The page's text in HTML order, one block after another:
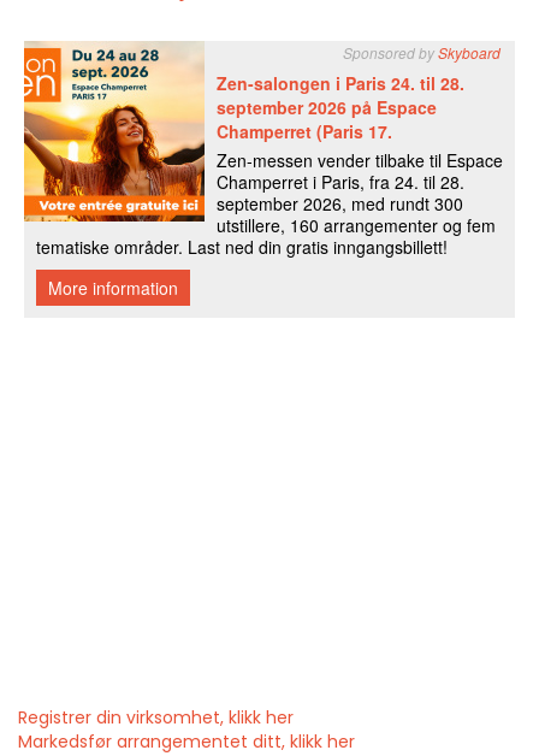
Registrer din virksomhet, klikk her
Markedsfør arrangementet ditt, klikk her